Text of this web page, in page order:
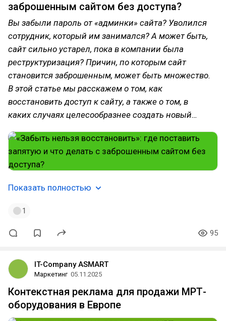
заброшенным сайтом без доступа?
Вы забыли пароль от «‎админки» сайта? Уволился
сотрудник, который им занимался? А может быть,
сайт сильно устарел, пока в компании была
реструктуризация? Причин, по которым сайт
становится заброшенным, может быть множество.
В этой статье мы расскажем о том, как
восстановить доступ к сайту, а также о том, в
каких случаях целесообразнее создать новый…
Показать полностью
1
95
IT-Company ASMART
Маркетинг 05.11.2025
Контекстная реклама для продажи МРТ-
оборудования в Европе